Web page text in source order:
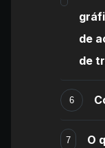
de
de
6
7
O